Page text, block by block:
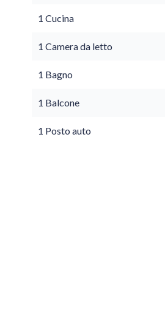
1 Cucina
1 Camera da letto
1 Bagno
1 Balcone
1 Posto auto